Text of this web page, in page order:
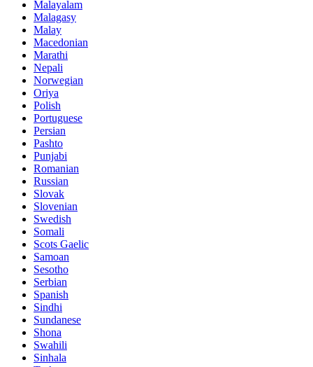
Malayalam
Malagasy
Malay
Macedonian
Marathi
Nepali
Norwegian
Oriya
Polish
Portuguese
Persian
Pashto
Punjabi
Romanian
Russian
Slovak
Slovenian
Swedish
Somali
Scots Gaelic
Samoan
Sesotho
Serbian
Spanish
Sindhi
Sundanese
Shona
Swahili
Sinhala